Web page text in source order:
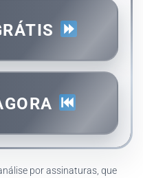
por assinaturas, que